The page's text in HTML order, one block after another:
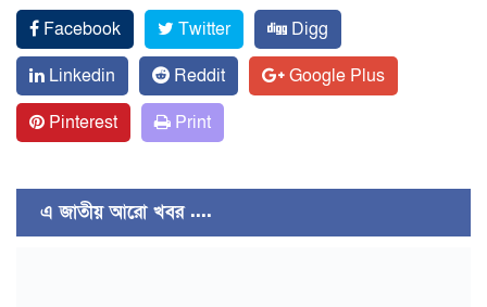
Facebook Twitter
Digg
Linkedin
Reddit
Google Plus
Pinterest
Print
এ জাতীয় আরো খবর ....